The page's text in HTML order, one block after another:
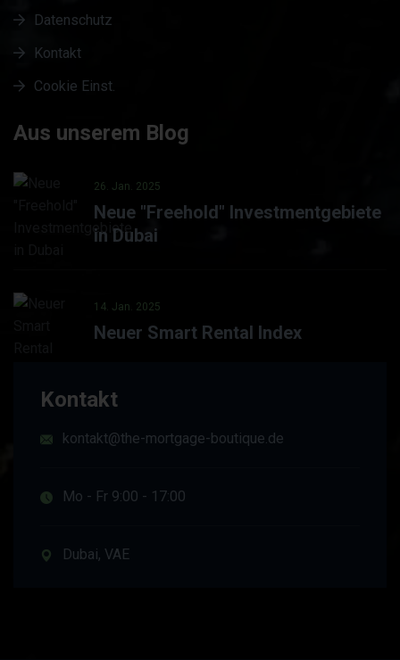
Datenschutz
Kontakt
Cookie Einst.
Aus unserem Blog
26. Jan. 2025
Neue "Freehold" Investmentgebiete
in Dubai
14. Jan. 2025
Neuer Smart Rental Index
Kontakt
kontakt@the-mortgage-boutique.de
Mo - Fr 9:00 - 17:00
Dubai, VAE